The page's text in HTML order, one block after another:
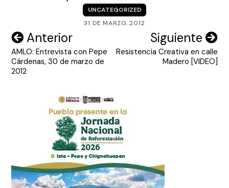
UNCATEGORIZED
31 DE MARZO, 2012
Navegación
de
entradas
Anterior
AMLO: Entrevista con Pepe
Cárdenas, 30 de marzo de
2012
Siguiente
Resistencia Creativa en calle
Madero [VIDEO]